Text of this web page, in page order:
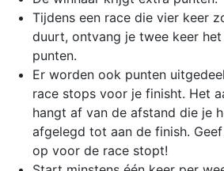
Tijdens een race die vier keer
duurt, ontvang je twee keer
punten.
Er worden ook punten
race stops voor je finisht. Het
hangt af van de afstand die je
afgelegd tot aan de finish.
op voor de race stopt!